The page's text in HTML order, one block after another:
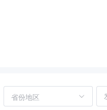
省份地区